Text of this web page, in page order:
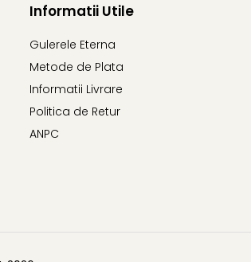
Informatii Utile
Gulerele Eterna
Metode de Plata
Informatii Livrare
Politica de Retur
ANPC